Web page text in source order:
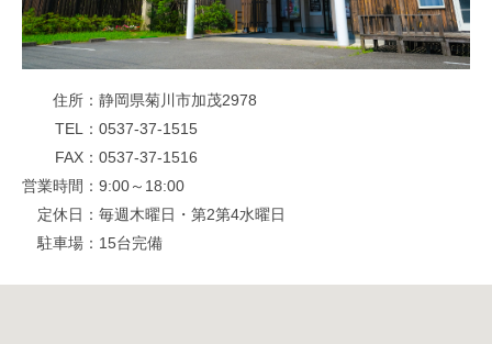
住所
静岡県菊川市加茂2978
TEL
0537-37-1515
FAX
0537-37-1516
営業時間
9:00～18:00
定休日
毎週木曜日・第2第4水曜日
駐車場
15台完備